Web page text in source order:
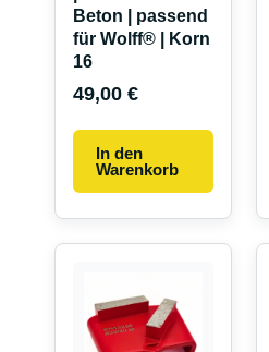
Beton | passend
für Wolff® | Korn
16
49,00€
In den
Warenkorb